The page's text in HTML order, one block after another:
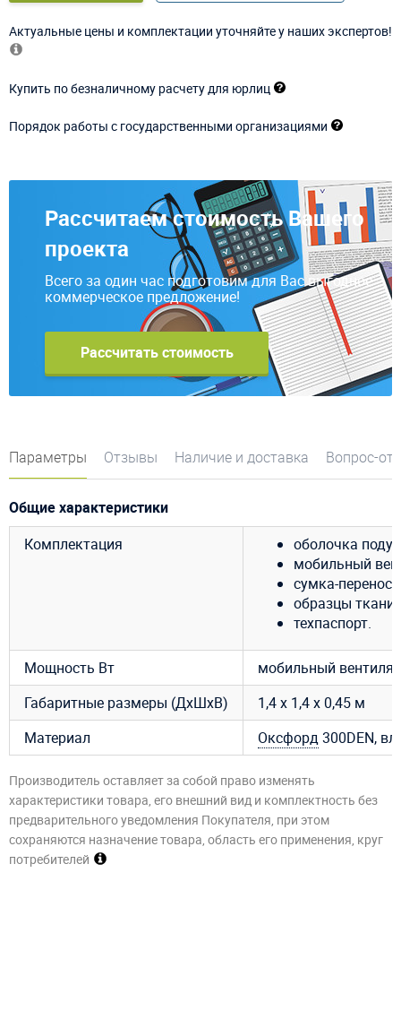
Актуальные цены и комплектации уточняйте у наших экспертов!
Купить по безналичному расчету для юрлиц
Порядок работы с государственными организациями
Рассчитаем стоимость Вашего
проекта
Всего за один час подготовим для Вас выгодное
коммерческое предложение!
Рассчитать стоимость
Параметры Отзывы Наличие и доставка Вопрос-
Общие характеристики
Комплектация
оболочка
мобильный
сумка-
образцы ткани
техпаспорт.
Мощность Вт
мобильный
Габаритные размеры (ДхШхВ)
1,4 х 1,4 х 0,45 м
Материал
Оксфорд300DEN,
Производитель оставляет за собой право изменять
характеристики товара, его внешний вид и комплектность без
предварительного уведомления Покупателя, при этом
сохраняются назначение товара, область его применения, круг
потребителей